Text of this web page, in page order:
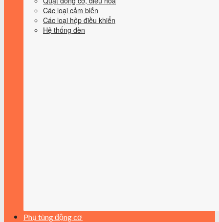
Các loại cảm biến
Các loại hộp điều khiển
Hệ thống đèn
Phụ tùng động cơ